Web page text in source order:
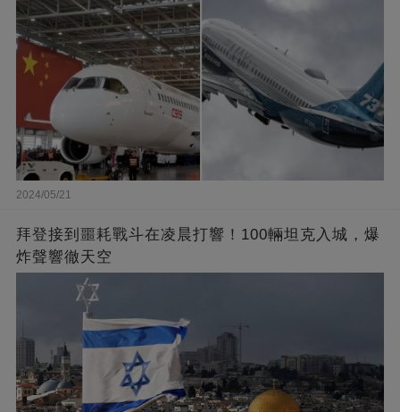
2024/05/21
拜登接到噩耗戰斗在凌晨打響！100輛坦克入城，爆
炸聲響徹天空